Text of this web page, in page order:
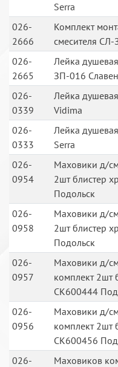
Serra
026-
2666
Комплект
смесителя
026-
2665
Лейка
ЗП-016 Славен
026-
0339
Лейка
Vidima
026-
0333
Лейка
Serra
026-
0954
Маховики д/
2шт блистер
Подольск
026-
0958
Маховики д/
2шт блистер
Подольск
026-
0957
Маховики д/
комплект 2шт
СК600444
026-
0956
Маховики д/
комплект 2шт
СК600456
026-
Маховиков